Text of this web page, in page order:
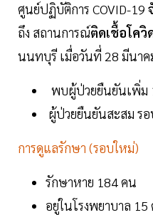
ศูนย์ปฏิบัติการ COVID-19
ถึง สถานการณ์ติดเชื้อโควิ
นนทบุรี เมื่อวันที่ 28 มีนาค
พบผู้ป่วยยืนยันเพิ่ม
ผู้ป่วยยืนยันสะสม ร
การดูแลรักษา (รอบใหม่)
รักษาหาย 184 คน
อยู่ในโรงพยาบาล 15